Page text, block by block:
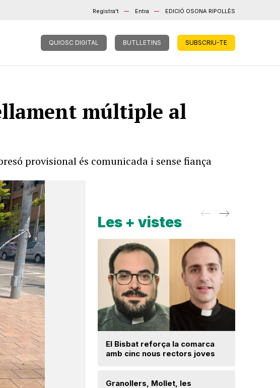
Registra't Entra EDICIÓ OSONA RIPOLLÈS
QUIOSC DIGITAL BUTLLETINS SUBSCRIU-TE
múltiple al
provisional és comunicada i sense fiança
Les + vistes
El Bisbat reforça la comarca
amb cinc nous rectors joves
Granollers, Mollet, les